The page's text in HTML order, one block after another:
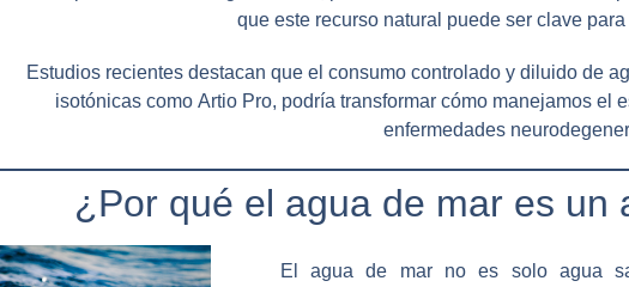
que este recurso natural puede ser clave
Estudios recientes destacan que el consumo controlado y diluido de
isotónicas como Artio Pro, podría transformar cómo manejamos el
enfermedades
¿Por qué el agua de mar es un
El agua de mar no es solo agua